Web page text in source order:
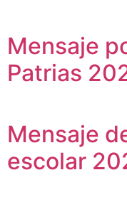
Mensaje
Patrias
Mensaje
escolar